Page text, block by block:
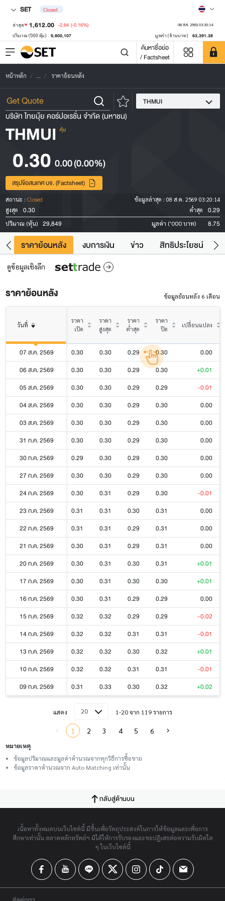
SET Closed
ล่าสุด 1,612.00 -2.64 (-0.16%) 08 ส.ค. 2569 03:20:14
ปริมาณ ('000 หุ้น) 9,800,107 มูลค่า (ล้านบาท) 63,391.38
ค้นหาชื่อย่อ
/ Factsheet
หน้าหลัก ... ราคาย้อนหลัง
THMUI
บริษัท ไทยมุ้ย คอร์ปอเรชั่น จำกัด (มหาชน)
THMUI หุ้น
0.30 0.00(0.00%)
สรุปข้อสนเทศ บจ. (Factsheet)
สถานะ : Closed ข้อมูลล่าสุด : 08 ส.ค. 2569 03:20:14
สูงสุด
0.30 ต่ำสุด 0.29
ปริมาณ (หุ้น) 29,849 มูลค่า ('000 บาท) 8.75
ราคาย้อนหลัง งบการเงิน ข่าว สิทธิประโยชน์
ดูข้อมูลเชิงลึก
ราคาย้อนหลัง ข้อมูลย้อนหลัง 6 เดือน
วันที่
ราคา
เปิด
ราคา
สูงสุด
ราคา
ต่ำสุด
ราคา
ปิด
เปลี่ยนแปลง
07 ส.ค. 2569 0.30 0.30 0.29 0.30
0.00
06 ส.ค. 2569
0.30 0.30 0.29 0.30
+0.01
05 ส.ค. 2569
0.30 0.30 0.29 0.29
-0.01
04 ส.ค. 2569
0.30 0.30 0.29 0.30
0.00
03 ส.ค. 2569
0.30 0.30 0.29 0.30
0.00
31 ก.ค. 2569
0.30 0.30 0.29 0.30
0.00
30 ก.ค. 2569
0.29 0.30 0.29 0.30
0.00
27 ก.ค. 2569
0.30 0.30 0.29 0.30
0.00
24 ก.ค. 2569
0.30 0.31 0.29 0.30
-0.01
23 ก.ค. 2569
0.31 0.31 0.30 0.31
0.00
22 ก.ค. 2569
0.31 0.31 0.29 0.31
0.00
21 ก.ค. 2569
0.30 0.31 0.29 0.31
0.00
20 ก.ค. 2569
0.30 0.31 0.30 0.31
+0.01
17 ก.ค. 2569
0.30 0.31 0.30 0.30
+0.01
16 ก.ค. 2569
0.30 0.31 0.29 0.29
0.00
15 ก.ค. 2569
0.32 0.32 0.29 0.29
-0.02
14 ก.ค. 2569
0.32 0.32 0.31 0.31
-0.01
13 ก.ค. 2569
0.32 0.32 0.30 0.32
+0.01
10 ก.ค. 2569
0.32 0.32 0.31 0.31
-0.01
09 ก.ค. 2569
0.31 0.33 0.30 0.32 +0.02
แสดง 20 1-20 จาก 119 รายการ
1 2 3 4 5 6
หมายเหตุ
ข้อมูลปริมาณและมูลค่าคำนวณจากทุกวิธีการซื้อขาย
ข้อมูลราคาคำนวณจาก Auto Matching เท่านั้น
กลับสู่ด้านบน
เนื้อหาทั้งหมดบนเว็บไซต์นี้ มีขึ้นเพื่อวัตถุประสงค์ในการให้ข้อมูลและเพื่อการ
ศึกษาเท่านั้น ตลาดหลักทรัพย์ฯ มิได้ให้การรับรองและขอปฏิเสธต่อความรับผิดใด
ๆ ในเว็บไซต์นี้